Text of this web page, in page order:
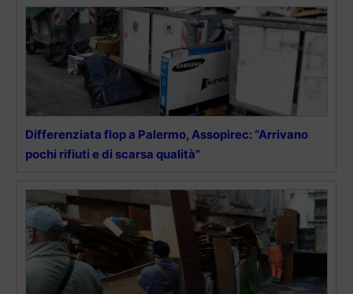
Differenziata flop a Palermo, Assopirec: “Arrivano
pochi rifiuti e di scarsa qualità”